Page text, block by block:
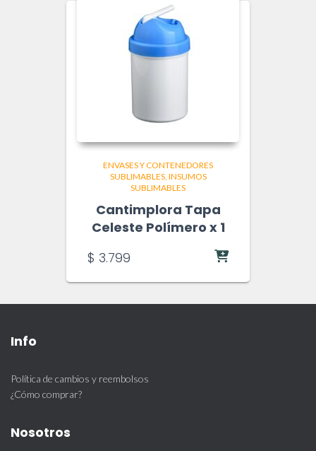
ENVASES Y CONTENEDORES
SUBLIMABLES INSUMOS
SUBLIMABLES
Cantimplora Tapa
Celeste Polímero x 1
$ 3.799
Info
Política de cambios y reembolsos
¿Cómo comprar?
Nosotros